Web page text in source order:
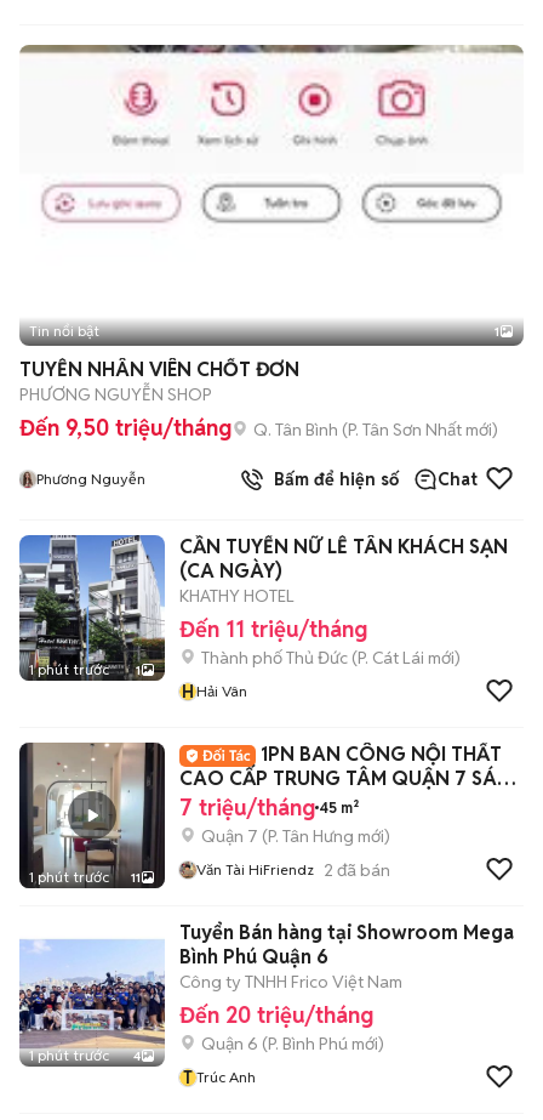
Tin nổi bật 1
TUYỄN NHÂN VIÊN CHỐT ĐƠN
PHƯƠNG NGUYỄN SHOP
Đến 9,50 triệu/tháng Q. Tân Bình (P. Tân Sơn Nhất mới)
Phương Nguyễn Bấm để hiện số Chat
1 phút trước 1
CẦN TUYỂN NỮ LỄ TÂN KHÁCH SẠN
(CA NGÀY)
KHATHY HOTEL
Đến 11 triệu/tháng
Thành phố Thủ Đức (P. Cát Lái mới)
HHải Vân
1 phút trước 11
1PN BAN CÔNG NỘI THẤT
CAO CẤP TRUNG TÂM QUẬN 7 SÁT
LOTTE, Q1, Q4
7 triệu/tháng 45 m²
Quận 7 (P. Tân Hưng mới)
Văn Tài HiFriendz 2 đã bán
1 phút trước 4
Tuyển Bán hàng tại Showroom Mega
Bình Phú Quận 6
Công ty TNHH Frico Việt Nam
Đến 20 triệu/tháng
Quận 6 (P. Bình Phú mới)
T Trúc Anh